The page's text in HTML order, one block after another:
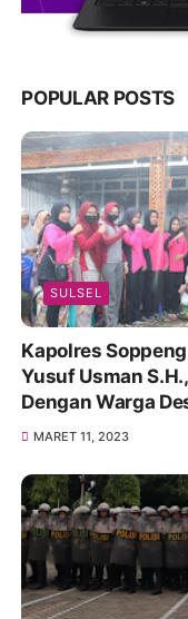
POPULAR POSTS
SULSEL
Kapolres
Yusuf Usman
Dengan Warga
MARET 11, 2023